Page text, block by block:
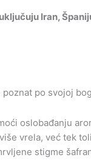
Iran,
po svojoj
oslobađanju
vrela, već tek
stigme